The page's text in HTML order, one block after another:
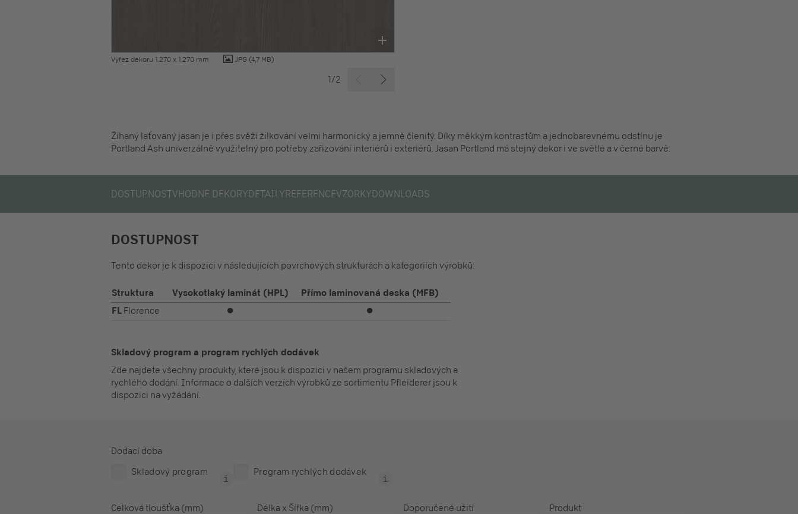
Výřez dekoru 1.270 x 1.270 mm JPG (4,7 MB)
1/2
Žíhaný laťovaný jasan je i přes svěží žilkování velmi harmonický a jemně členitý. Díky měkkým kontrastům a jednobarevnému odstínu je
Portland Ash univerzálně využitelný pro potřeby zařizování interiérů i exteriérů. Jasan Portland má stejný dekor i ve světlé a v černé barvě.
DOSTUPNOSTVHODNÉ DEKORYDETAILYREFERENCEVZORKYDOWNLOADS
DOSTUPNOST
Tento dekor je k dispozici v následujících povrchových strukturách a kategoriích výrobků:
Struktura Vysokotlaký laminát (HPL)
Přímo laminovaná deska (MFB)
FL Florence ⏺ ⏺
Skladový program a program rychlých dodávek
Zde najdete všechny produkty, které jsou k dispozici v našem programu skladových a
rychlého dodání. Informace o dalších verzích výrobků ze sortimentu Pfleiderer jsou k
dispozici na vyžádání.
Dodací doba
Skladový program
Program rychlých dodávek
Celková tloušťka (mm) Délka x Šířka (mm) Doporučené užití Produkt